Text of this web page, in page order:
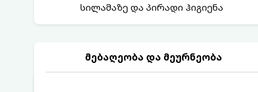
სილამაზე და პირადი ჰიგიენა
მებაღეობა და მეურნეობა